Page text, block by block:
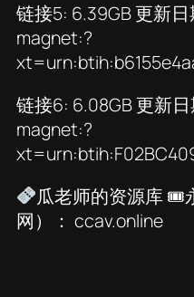
链接5: 6.39GB 更新
magnet:?
链接6: 6.08GB 更新
magnet:?
瓜老师的资源库 🎟
网）： ccav.online